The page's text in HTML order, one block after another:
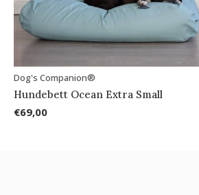
Dog's Companion®
Hundebett Ocean Extra Small
€69,00